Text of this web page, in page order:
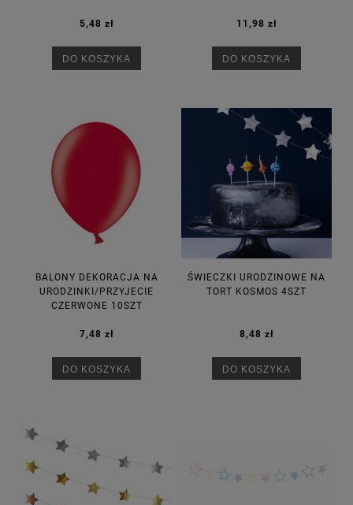
5,48 zł
DO KOSZYKA
11,98 zł
DO KOSZYKA
BALONY DEKORACJA NA
URODZINKI/PRZYJECIE
CZERWONE 10SZT
7,48 zł
DO KOSZYKA
ŚWIECZKI URODZINOWE NA
TORT KOSMOS 4SZT
8,48 zł
DO KOSZYKA